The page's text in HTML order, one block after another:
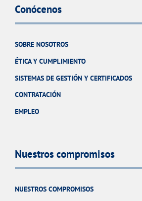
Conócenos
SOBRE NOSOTROS
ÉTICA Y CUMPLIMIENTO
SISTEMAS DE GESTIÓN Y CERTIFICADOS
CONTRATACIÓN
EMPLEO
Nuestros compromisos
NUESTROS COMPROMISOS